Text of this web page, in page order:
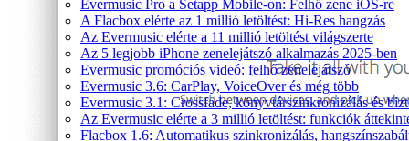
Evermusic Pro a Setapp Mobile-on: Felhő zene iOS-re
A Flacbox elérte az 1 millió letöltést: Hi-Res hangzás
Az Evermusic elérte a 11 millió letöltést világszerte
Az 5 legjobb iPhone zenelejátszó alkalmazás 2025-ben
Evermusic promóciós videó: felhő zenelejátszó
Evermusic 3.6: CarPlay, VoiceOver és még több
Evermusic 3.1: Crossfade, könyvtárszinkronizálás és
Az Evermusic elérte a 3 millió letöltést: funkciók
Flacbox 1.6: Automatikus szinkronizálás,